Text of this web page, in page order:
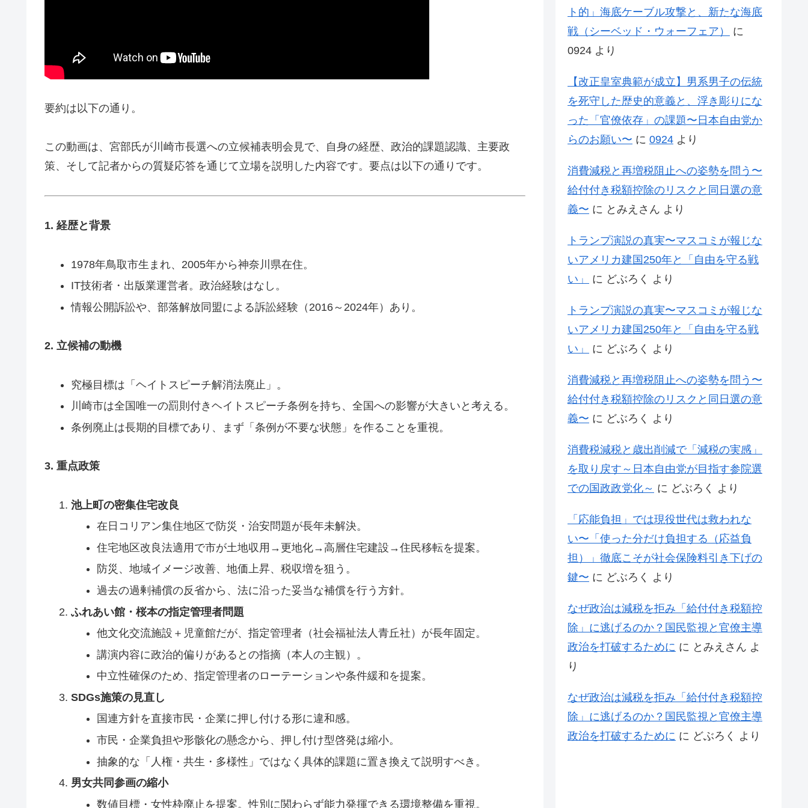
要約は以下の通り。
この動画は、宮部氏が川崎市長選への立候補表明会見で、自身の経歴、政治的課題認識、主要政
策、そして記者からの質疑応答を通じて立場を説明した内容です。要点は以下の通りです。
1. 経歴と背景
1978年鳥取市生まれ、2005年から神奈川県在住。
IT技術者・出版業運営者。政治経験はなし。
情報公開訴訟や、部落解放同盟による訴訟経験（2016～2024年）あり。
2. 立候補の動機
究極目標は「ヘイトスピーチ解消法廃止」。
川崎市は全国唯一の罰則付きヘイトスピーチ条例を持ち、全国への影響が大きいと考える。
条例廃止は長期的目標であり、まず「条例が不要な状態」を作ることを重視。
3. 重点政策
池上町の密集住宅改良
在日コリアン集住地区で防災・治安問題が長年未解決。
住宅地区改良法適用で市が土地収用→更地化→高層住宅建設→住民移転を提案。
防災、地域イメージ改善、地価上昇、税収増を狙う。
過去の過剰補償の反省から、法に沿った妥当な補償を行う方針。
ふれあい館・桜本の指定管理者問題
他文化交流施設＋児童館だが、指定管理者（社会福祉法人青丘社）が長年固定。
講演内容に政治的偏りがあるとの指摘（本人の主観）。
中立性確保のため、指定管理者のローテーションや条件緩和を提案。
SDGs施策の見直し
国連方針を直接市民・企業に押し付ける形に違和感。
市民・企業負担や形骸化の懸念から、押し付け型啓発は縮小。
抽象的な「人権・共生・多様性」ではなく具体的課題に置き換えて説明すべき。
男女共同参画の縮小
数値目標・女性枠廃止を提案。性別に関わらず能力発揮できる環境整備を重視。
ト的」海底ケーブル攻撃と、新たな海底
戦（シーベッド・ウォーフェア）
に
0924 より
【改正皇室典範が成立】男系男子の伝統
を死守した歴史的意義と、浮き彫りにな
った「官僚依存」の課題〜日本自由党か
らのお願い〜 に 0924 より
消費減税と再増税阻止への姿勢を問う〜
給付付き税額控除のリスクと同日選の意
義〜 に とみえさん より
トランプ演説の真実〜マスコミが報じな
いアメリカ建国250年と「自由を守る戦
い」
に どぶろく より
トランプ演説の真実〜マスコミが報じな
いアメリカ建国250年と「自由を守る戦
い」
に どぶろく より
消費減税と再増税阻止への姿勢を問う〜
給付付き税額控除のリスクと同日選の意
義〜 に どぶろく より
消費税減税と歳出削減で「減税の実感」
を取り戻す～日本自由党が目指す参院選
での国政政党化～ に どぶろく より
「応能負担」では現役世代は救われな
い〜「使った分だけ負担する（応益負
担）」徹底こそが社会保険料引き下げの
鍵〜 に どぶろく より
なぜ政治は減税を拒み「給付付き税額控
除」に逃げるのか？国民監視と官僚主導
政治を打破するために に とみえさん よ
り
なぜ政治は減税を拒み「給付付き税額控
除」に逃げるのか？国民監視と官僚主導
政治を打破するために に どぶろく より